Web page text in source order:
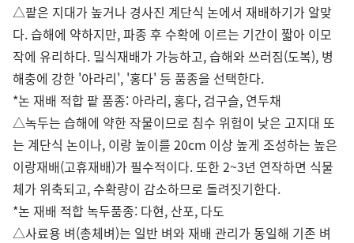
△팥은 지대가 높거나 경사진 계단식 논에서 재배하기가 알맞
다. 습해에 약하지만, 파종 후 수확에 이르는 기간이 짧아 이모
작에 유리하다. 밀식재배가 가능하고, 습해와 쓰러짐(도복), 병
해충에 강한 '아라리', '홍다' 등 품종을 선택한다.
*논 재배 적합 팥 품종: 아라리, 홍다, 검구슬, 연두채
△녹두는 습해에 약한 작물이므로 침수 위험이 낮은 고지대 또
는 계단식 논이나, 이랑 높이를 20cm 이상 높게 조성하는 높은
이랑재배(고휴재배)가 필수적이다. 또한 2~3년 연작하면 식물
체가 위축되고, 수확량이 감소하므로 돌려짓기한다.
*논 재배 적합 녹두품종: 다현, 산포, 다도
△사료용 벼(총체벼)는 일반 벼와 재배 관리가 동일해 기존 벼